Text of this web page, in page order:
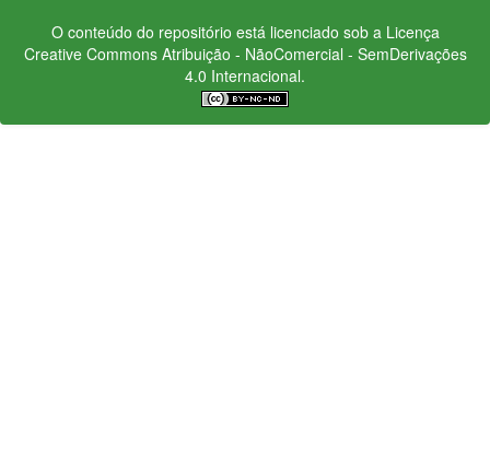
O conteúdo do repositório está licenciado sob a Licença
Creative CommonsAtribuição - NãoComercial - SemDerivações
4.0 Internacional.